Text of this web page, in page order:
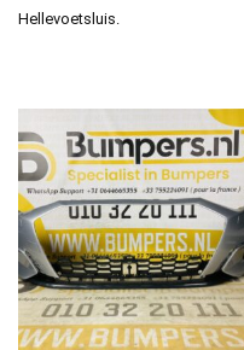
Hellevoetsluis.